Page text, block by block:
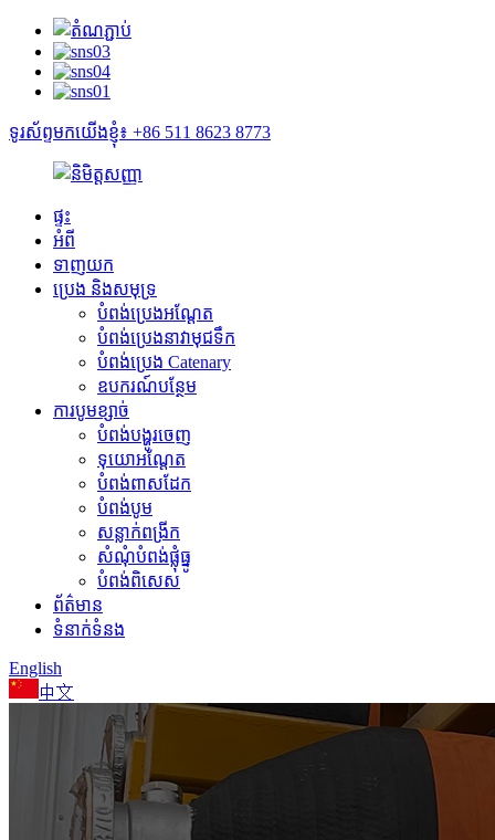
ទូរស័ព្ទមកយើងខ្ញុំ៖ +86 511 8623 8773
ផ្ទះ
អំពី
ទាញយក
ប្រេង និងសមុទ្រ
បំពង់ប្រេងអណ្តែត
បំពង់ប្រេងនាវាមុជទឹក
បំពង់ប្រេង Catenary
ឧបករណ៍បន្ថែម
ការបូមខ្សាច់
បំពង់បង្ហូរចេញ
ទុយោអណ្តែត
បំពង់ពាសដែក
បំពង់បូម
សន្លាក់ពង្រីក
សំណុំបំពង់ផ្លុំធ្នូ
បំពង់ពិសេស
ព័ត៌មាន
ទំនាក់ទំនង
English
中文